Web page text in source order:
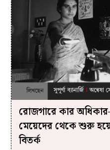
রোজগারে কার
মেয়েদের থেকে শুরু
বিতর্ক